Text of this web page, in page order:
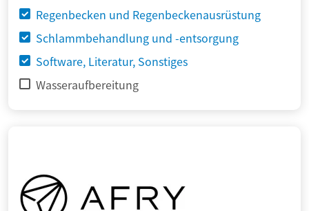
Regenbecken und Regenbeckenausrüstung
Schlammbehandlung und -entsorgung
Software, Literatur, Sonstiges
Wasseraufbereitung